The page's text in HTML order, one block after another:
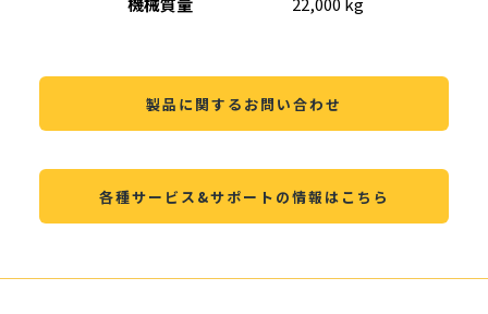
製品に関するお問い合わせ
各種サービス&サポートの情報はこちら